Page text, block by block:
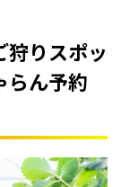
狩りスポッ
らん予約